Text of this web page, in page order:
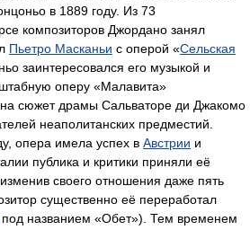
в 1889 году. Из 73
композиторов Джордано занял
Пьетро Масканьи с оперой «Сельская
заинтересовался его музыкой и
оперу «Малавита»
сюжет драмы Сальваторе ди Джакомо
неаполитанских предместий.
опера имела успех в Австрии и
публика и критики приняли её
своего отношения даже пять
существенно её переработал
под названием «Обет»). Тем временем